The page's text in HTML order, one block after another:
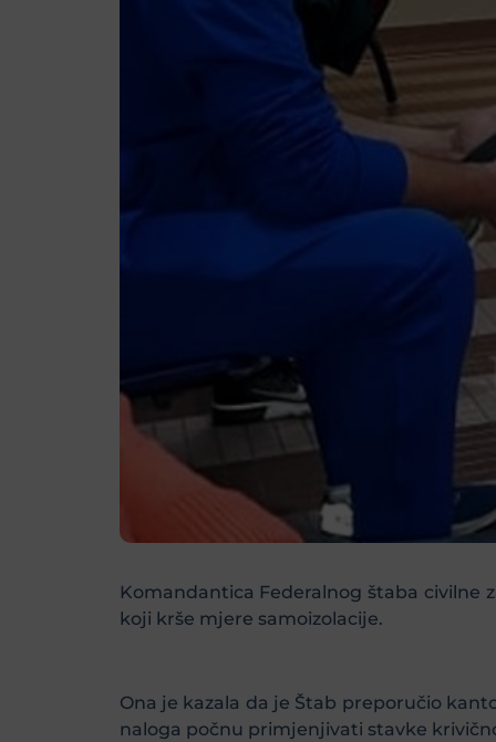
Komandantica Federalnog štaba civilne
koji krše mjere samoizolacije.
Ona je kazala da je Štab preporučio
naloga počnu primjenjivati stavke